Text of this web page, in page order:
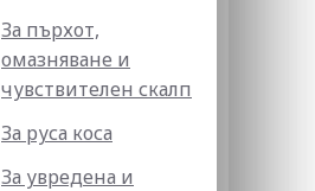
За пърхот,
омазняване и
чувствителен скалп
За руса коса
За увредена и